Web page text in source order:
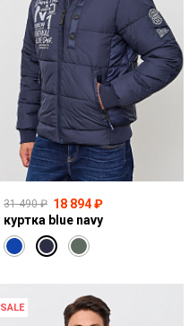
31 490 ₽ 18 894 ₽
куртка blue navy
SALE